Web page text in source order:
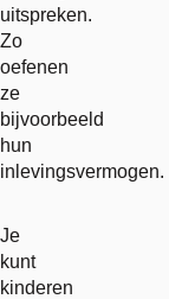
uitspreken.
Zo
oefenen
ze
bijvoorbeeld
hun
inlevingsvermogen.
Je
kunt
kinderen